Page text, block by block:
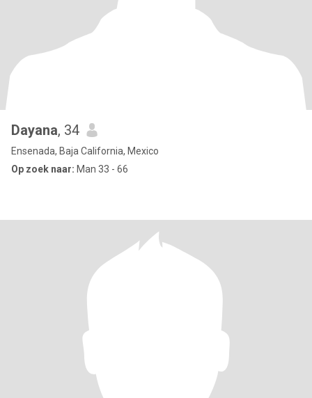
Dayana, 34
Ensenada, Baja California, Mexico
Op zoek naar: Man 33 - 66